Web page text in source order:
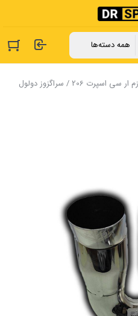
/ سراگزوز دولول